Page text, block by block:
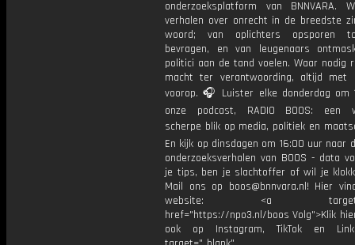
onderzoeksplatform van BNNVARA.
verhalen over onrecht in de breedste
woord; van oplichters opsporen
bevragen, en van leugenaars
politici aan de tand voelen. Waar nodig
macht ter verantwoording, altijd met
voorop. 🎧 Luister elke donderdag om
onze podcast, RADIO BOOS: een
scherpe blik op media, politiek en
En kijk op dinsdagen om 16:00 uur naar
onderzoeksverhalen van BOOS - data
je tips, ben je slachtoffer of wil je
Mail ons op boos@bnnvara.nl! Hier
website: <a
href="https://npo3.nl/boos Volg">Klik
ook op Instagram, TikTok en